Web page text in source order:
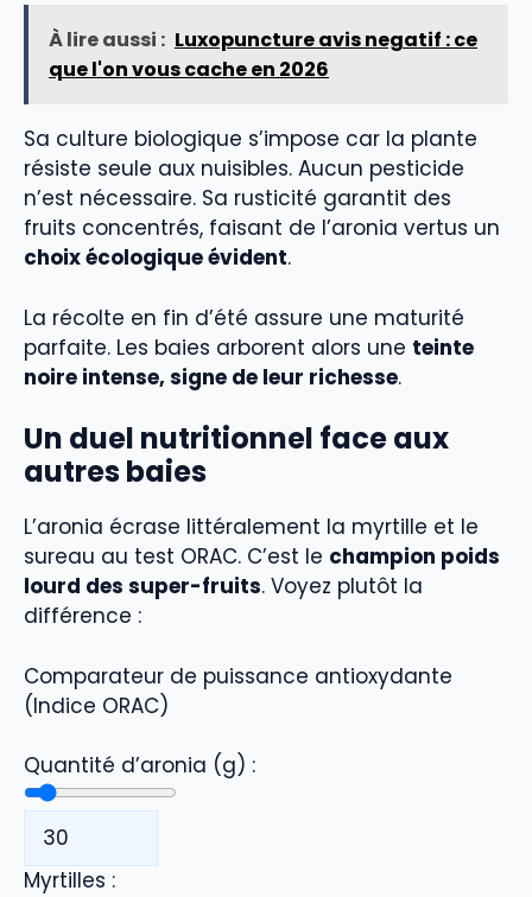
À lire aussi : Luxopuncture avis negatif : ce
que l'on vous cache en 2026
Sa culture biologique s’impose car la plante
résiste seule aux nuisibles. Aucun pesticide
n’est nécessaire. Sa rusticité garantit des
fruits concentrés, faisant de l’aronia vertus un
choix écologique évident.
La récolte en fin d’été assure une maturité
parfaite. Les baies arborent alors une teinte
noire intense, signe de leur richesse.
Un duel nutritionnel face aux
autres baies
L’aronia écrase littéralement la myrtille et le
sureau au test ORAC. C’est le champion poids
lourd des super-fruits. Voyez plutôt la
différence :
Comparateur de puissance antioxydante
(Indice ORAC)
Quantité d’aronia (g) :
Myrtilles :